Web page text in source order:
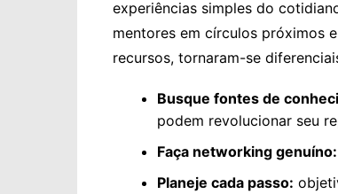
experiências simples do
mentores em círculos próximos
recursos, tornaram-se
Busque fontes de
podem revolucionar seu
Faça networking genuíno:
Planeje cada passo: